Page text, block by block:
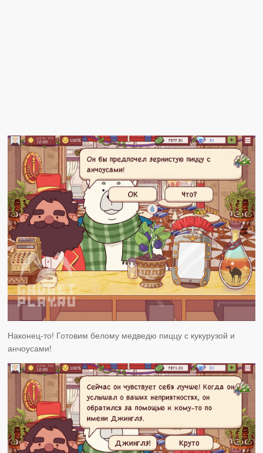
Наконец-то! Готовим белому медведю пиццу с кукурузой и
анчоусами!